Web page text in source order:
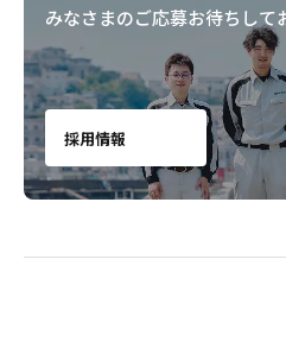
みなさまのご応募お待ちして
採用情報